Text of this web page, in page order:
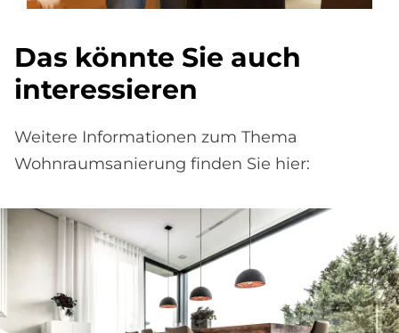
Das könnte Sie auch
interessieren
Weitere Informationen zum Thema
Wohnraumsanierung finden Sie hier: